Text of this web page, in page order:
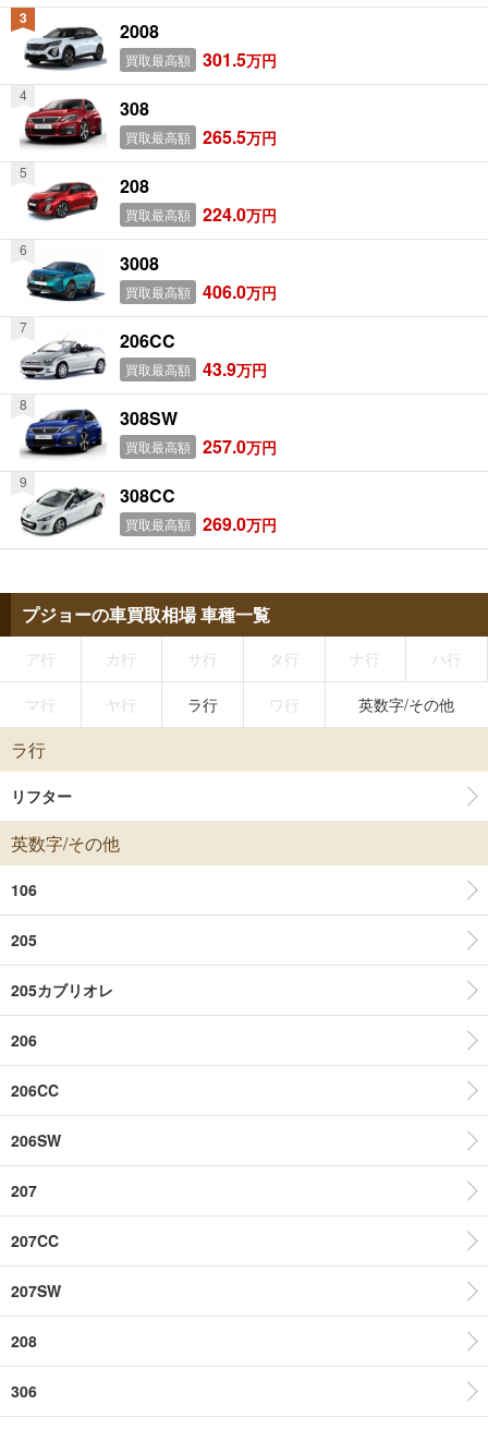
2008
買取最高額 301.5万円
308
買取最高額 265.5万円
208
買取最高額 224.0万円
3008
買取最高額 406.0万円
206CC
買取最高額 43.9万円
308SW
買取最高額 257.0万円
308CC
買取最高額 269.0万円
プジョーの車買取相場 車種一覧
ア行 カ行 サ行 タ行 ナ行 ハ行
マ行 ヤ行 ラ行 ワ行 英数字/その他
ラ行
リフター
英数字/その他
106
205
205カブリオレ
206
206CC
206SW
207
207CC
207SW
208
306